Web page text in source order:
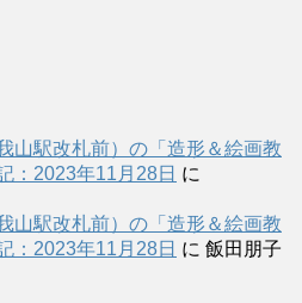
山駅改札前）の「造形＆絵画教
：2023年11月28日 に
山駅改札前）の「造形＆絵画教
：2023年11月28日 に 飯田朋子